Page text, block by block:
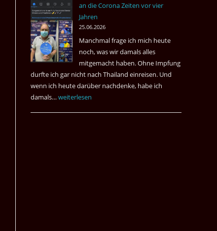
Eaki
&
May
Das
Desaster
Spiel
an die Corona Zeiten vor vier
Jahren
25.06.2026
Manchmal frage ich mich heute
noch, was wir damals alles
mitgemacht haben. Ohne Impfung
durfte ich gar nicht nach Thailand einreisen. Und
wenn ich heute darüber nachdenke, habe ich
damals…Das
weiterlesen